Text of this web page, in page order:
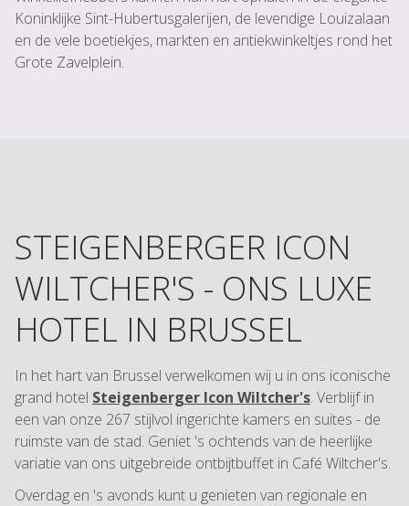
Koninklijke Sint-Hubertusgalerijen, de levendige Louizalaan
en de vele boetiekjes, markten en antiekwinkeltjes rond het
Grote Zavelplein.
STEIGENBERGER ICON
WILTCHER'S - ONS LUXE
HOTEL IN BRUSSEL
In het hart van Brussel verwelkomen wij u in ons iconische
grand hotel Steigenberger Icon Wiltcher's. Verblijf in
een van onze 267 stijlvol ingerichte kamers en suites - de
ruimste van de stad. Geniet 's ochtends van de heerlijke
variatie van ons uitgebreide ontbijtbuffet in Café Wiltcher's.
Overdag en 's avonds kunt u genieten van regionale en